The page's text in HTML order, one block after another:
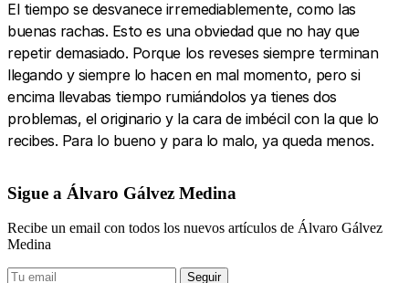
El tiempo se desvanece irremediablemente, como las
buenas rachas. Esto es una obviedad que no hay que
repetir demasiado. Porque los reveses siempre terminan
llegando y siempre lo hacen en mal momento, pero si
encima llevabas tiempo rumiándolos ya tienes dos
problemas, el originario y la cara de imbécil con la que lo
recibes. Para lo bueno y para lo malo, ya queda menos.
Sigue a Álvaro Gálvez Medina
Recibe un email con todos los nuevos artículos de Álvaro Gálvez
Medina